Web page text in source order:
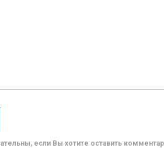
если Вы хотите оставить